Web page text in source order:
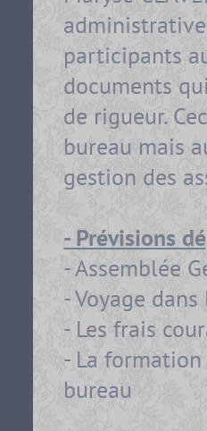
participants
documents
de rigueur.
bureau mais
gestion des
- Prévisions
- Assemblée
- Voyage
- Les frais
- La
bureau